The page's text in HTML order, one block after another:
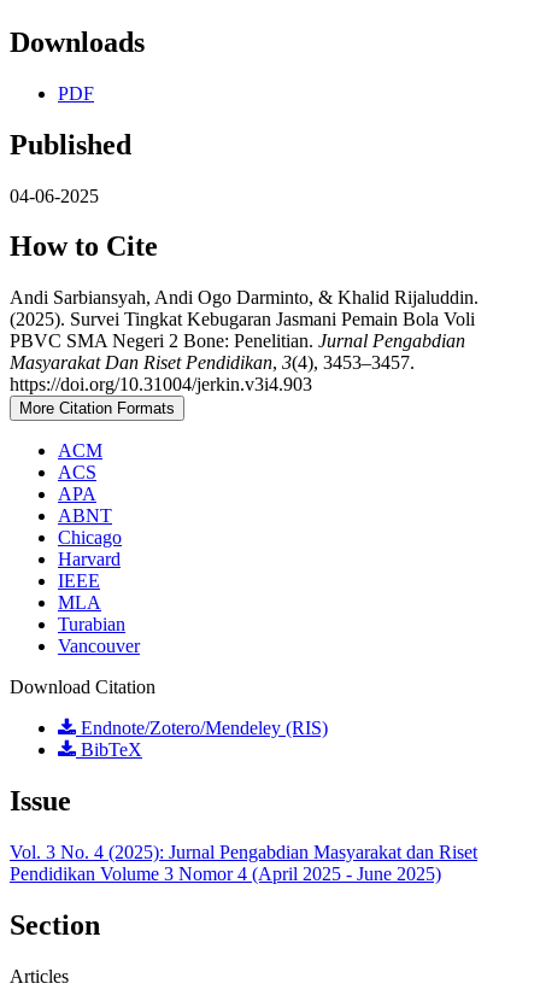
Downloads
PDF
Published
04-06-2025
How to Cite
Andi Sarbiansyah, Andi Ogo Darminto, & Khalid Rijaluddin.
(2025). Survei Tingkat Kebugaran Jasmani Pemain Bola Voli
PBVC SMA Negeri 2 Bone: Penelitian. Jurnal Pengabdian
Masyarakat Dan Riset Pendidikan, 3(4), 3453–3457.
https://doi.org/10.31004/jerkin.v3i4.903
More Citation Formats
ACM
ACS
APA
ABNT
Chicago
Harvard
IEEE
MLA
Turabian
Vancouver
Download Citation
Endnote/Zotero/Mendeley (RIS)
BibTeX
Issue
Vol. 3 No. 4 (2025): Jurnal Pengabdian Masyarakat dan Riset
Pendidikan Volume 3 Nomor 4 (April 2025 - June 2025)
Section
Articles